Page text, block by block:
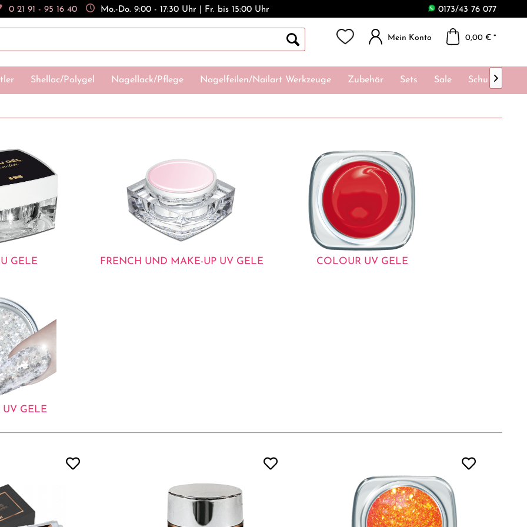
0 21 91 - 95 16 40 Mo.-Do. 9:00 - 17:30 Uhr | Fr. bis 15:00 Uhr 0173/43 76 077
Mein Konto 0,00 € *
Shellac/Polygel Nagellack/Pflege Nagelfeilen/Nailart Werkzeuge Zubehör Sets Sale Schulungen

GELE FRENCH UND MAKE-UP UV GELE COLOUR UV GELE
UV GELE